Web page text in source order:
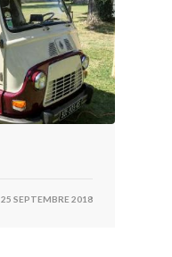
25 SEPTEMBRE 2018